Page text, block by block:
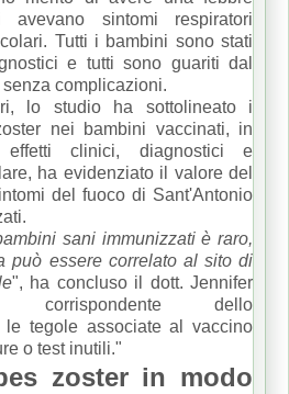
avevano sintomi respiratori
Tutti i bambini sono stati
e tutti sono guariti dal
complicazioni.
lo studio ha sottolineato i
nei bambini vaccinati, in
clinici, diagnostici e
ha evidenziato il valore del
del fuoco di Sant'Antonio
sani immunizzati è raro,
può essere correlato al sito di
", ha concluso il dott. Jennifer
corrispondente dello
le tegole associate al vaccino
o test inutili."
zoster in modo